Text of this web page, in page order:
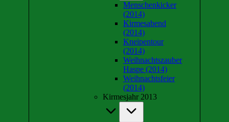
Menschenkicker
(2014)
Kirmesabend
(2014)
Kneipentour
(2014)
Weihnachtszauber
Haspe (2014)
Weihnachtsfeier
(2014)
Kirmesjahr 2013